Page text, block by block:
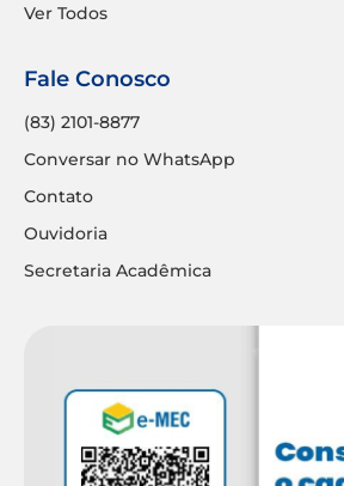
Ver Todos
Fale Conosco
(83) 2101-8877
Conversar no WhatsApp
Contato
Ouvidoria
Secretaria Acadêmica